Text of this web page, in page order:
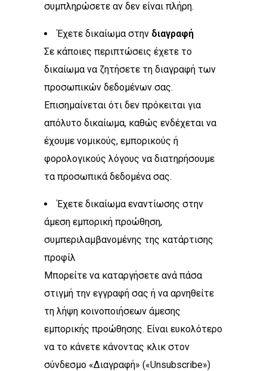
συμπληρώσετε αν δεν είναι πλήρη.
Έχετε δικαίωμα στην διαγραφή
Σε κάποιες περιπτώσεις έχετε το
δικαίωμα να ζητήσετε τη διαγραφή των
προσωπικών δεδομένων σας.
Επισημαίνεται ότι δεν πρόκειται για
απόλυτο δικαίωμα, καθώς ενδέχεται να
έχουμε νομικούς, εμπορικούς ή
φορολογικούς λόγους να διατηρήσουμε
τα προσωπικά δεδομένα σας.
Έχετε δικαίωμα εναντίωσης στην
άμεση εμπορική προώθηση,
συμπεριλαμβανομένης της κατάρτισης
προφίλ
Μπορείτε να καταργήσετε ανά πάσα
στιγμή την εγγραφή σας ή να αρνηθείτε
τη λήψη κοινοποιήσεων άμεσης
εμπορικής προώθησης. Είναι ευκολότερο
να το κάνετε κάνοντας κλικ στον
σύνδεσμο «Διαγραφή» («Unsubscribe»)